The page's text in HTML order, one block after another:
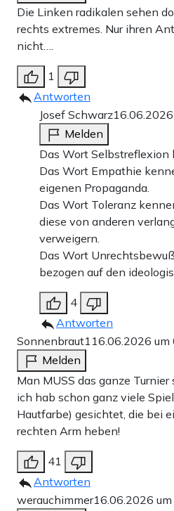
Die Linken radikalen sehen
rechts extremes. Nur ihren
nicht….
1
Antworten
Josef Schwarz
Melden
Das Wort Selbstreflexion
Das Wort Empathie
eigenen Propaganda.
Das Wort Toleranz
diese von anderen
verweigern.
Das Wort
bezogen auf den
4
Antworten
Sonnenbraut1 16.06.2026
Melden
Man MUSS das ganze
ich hab schon ganz viele
Hautfarbe) gesichtet, die bei
rechten Arm heben!
41
Antworten
werauchimmer16.06.2026